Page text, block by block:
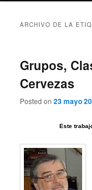
ARCHIVO DE LA
Grupos,
Cervezas
Posted on23 mayo
Este